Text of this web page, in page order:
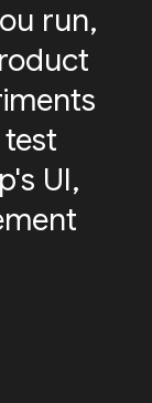
run,
UI,